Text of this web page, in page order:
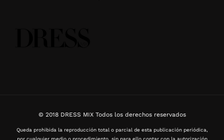
© 2018 DRESS MIX Todos los derechos reservados
Queda prohibida la reproducción total o parcial de esta publicación periódica,
por cualquier medio o procedimiento, sin para ello contar con la autorización